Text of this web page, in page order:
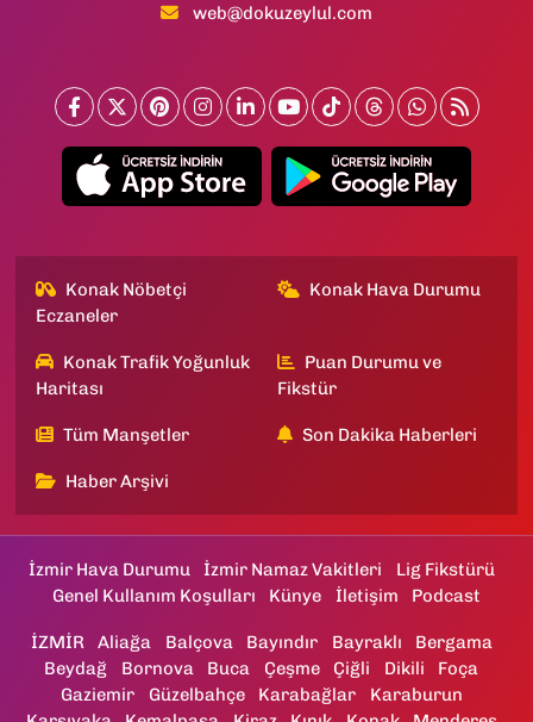
web@dokuzeylul.com
Konak Nöbetçi
Eczaneler
Konak Hava Durumu
Konak Trafik Yoğunluk
Haritası
Puan Durumu ve
Fikstür
Tüm Manşetler Son Dakika Haberleri
Haber Arşivi
İzmir Hava Durumu İzmir Namaz Vakitleri
Lig Fikstürü
Genel Kullanım Koşulları
Künye İletişim Podcast
İZMİR Aliağa Balçova Bayındır Bayraklı
Bergama
Beydağ
Bornova Buca Çeşme Çiğli Dikili
Foça
Gaziemir
Güzelbahçe Karabağlar
Karaburun